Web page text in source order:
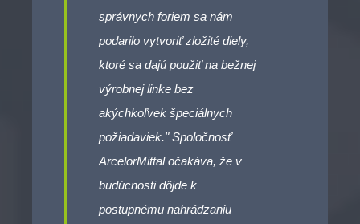
správnych foriem sa nám
podarilo vytvoriť zložité diely,
ktoré sa dajú použiť na bežnej
výrobnej linke bez
akýchkoľvek špeciálnych
požiadaviek." Spoločnosť
ArcelorMittal očakáva, že v
budúcnosti dôjde k
postupnému nahrádzaniu